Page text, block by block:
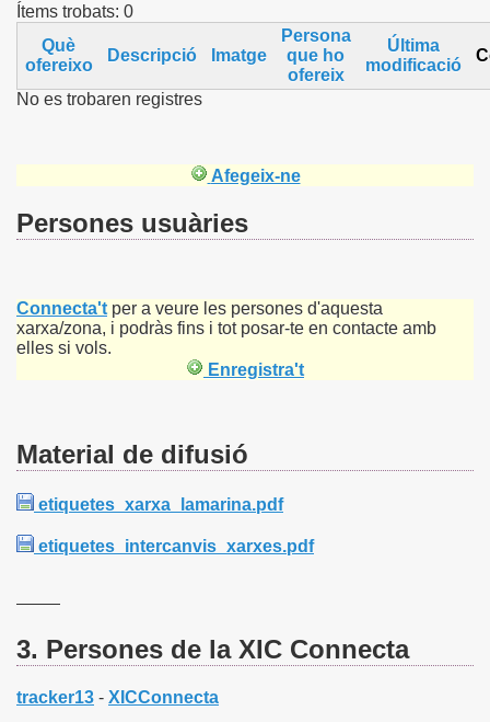
Ítems trobats: 0
Què
ofereixo
Descripció Imatge
Persona
que ho
ofereix
Última
modificació
No es trobaren registres
Afegeix-ne
Persones usuàries
Connecta't per a veure les persones d'aquesta
xarxa/zona, i podràs fins i tot posar-te en contacte amb
elles si vols.
Enregistra't
Material de difusió
etiquetes_xarxa_lamarina.pdf
etiquetes_intercanvis_xarxes.pdf
--------
3. Persones de la XIC Connecta
tracker13 - XICConnecta